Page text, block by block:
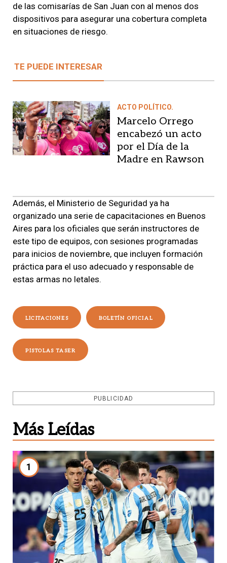
de las comisarías de San Juan con al menos dos
dispositivos para asegurar una cobertura completa
en situaciones de riesgo.
TE PUEDE INTERESAR
ACTO POLÍTICO.
Marcelo Orrego
encabezó un acto
por el Día de la
Madre en Rawson
Además, el Ministerio de Seguridad ya ha
organizado una serie de capacitaciones en Buenos
Aires para los oficiales que serán instructores de
este tipo de equipos, con sesiones programadas
para inicios de noviembre, que incluyen formación
práctica para el uso adecuado y responsable de
estas armas no letales​.
LICITACIONES BOLETÍN OFICIAL
PISTOLAS TASER
PUBLICIDAD
Más Leídas
1